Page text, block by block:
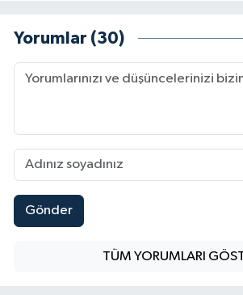
Yorumlar (30)
Gönder
TÜM YORUMLARI